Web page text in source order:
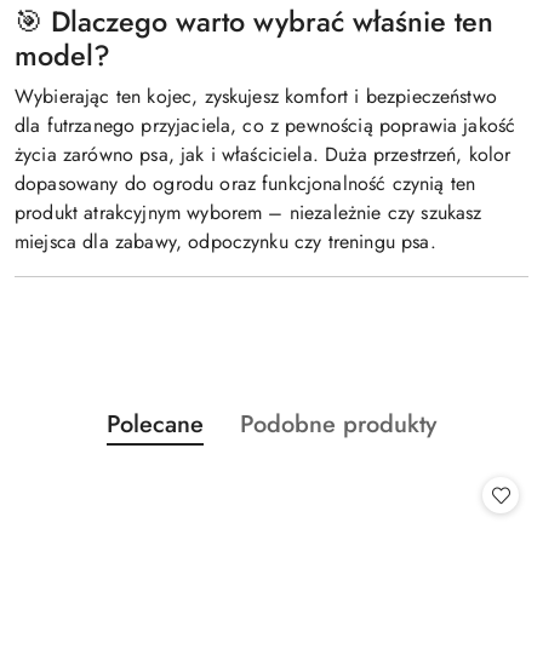
🎯 Dlaczego warto wybrać właśnie ten
model?
Wybierając ten kojec, zyskujesz komfort i bezpieczeństwo
dla futrzanego przyjaciela, co z pewnością poprawia jakość
życia zarówno psa, jak i właściciela. Duża przestrzeń, kolor
dopasowany do ogrodu oraz funkcjonalność czynią ten
produkt atrakcyjnym wyborem – niezależnie czy szukasz
miejsca dla zabawy, odpoczynku czy treningu psa.
Pomiń karuzelę produktów
Produkty
o
Polecane
Produkty
Podobne produkty